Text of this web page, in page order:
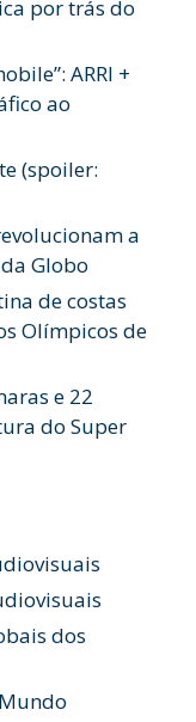
por trás do
ARRI +
ao
(spoiler:
a
Globo
de costas
Olímpicos de
e 22
do Super
dos